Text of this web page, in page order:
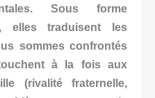
Sous forme
elles traduisent les
sommes confrontés
à la fois aux
(rivalité fraternelle,